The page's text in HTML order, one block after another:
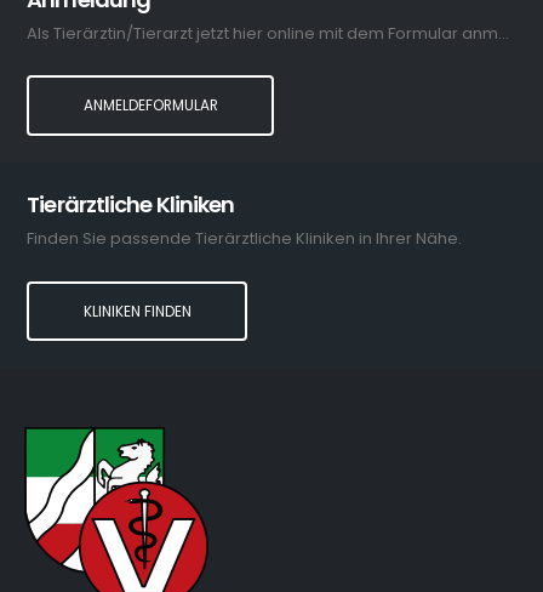
Als Tierärztin/Tierarzt jetzt hier online mit dem Formular anmelden.
ANMELDEFORMULAR
Tierärztliche Kliniken
Finden Sie passende Tierärztliche Kliniken in Ihrer Nähe.
KLINIKEN FINDEN